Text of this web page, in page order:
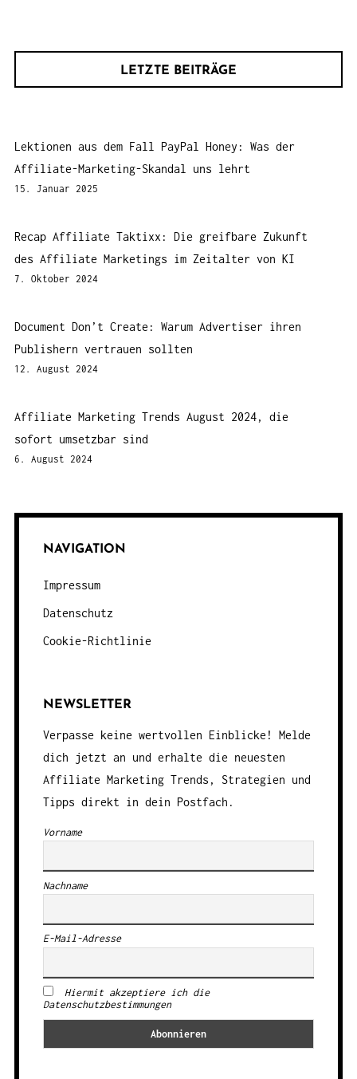
LETZTE BEITRÄGE
Lektionen aus dem Fall PayPal Honey: Was der
Affiliate-Marketing-Skandal uns lehrt
15. Januar 2025
Recap Affiliate Taktixx: Die greifbare Zukunft
des Affiliate Marketings im Zeitalter von KI
7. Oktober 2024
Document Don’t Create: Warum Advertiser ihren
Publishern vertrauen sollten
12. August 2024
Affiliate Marketing Trends August 2024, die
sofort umsetzbar sind
6. August 2024
NAVIGATION
Impressum
Datenschutz
Cookie-Richtlinie
NEWSLETTER
Verpasse keine wertvollen Einblicke! Melde
dich jetzt an und erhalte die neuesten
Affiliate Marketing Trends, Strategien und
Tipps direkt in dein Postfach.
Vorname
Nachname
E-Mail-Adresse
Hiermit akzeptiere ich die
Datenschutzbestimmungen